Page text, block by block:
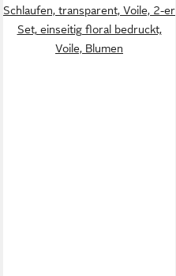
Schlaufen, transparent, Voile, 2-er
Set, einseitig floral bedruckt,
Voile, Blumen